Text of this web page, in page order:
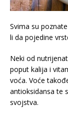
Svima su
li da pojedine
Neki od
poput kalija i
voća. Voće
antioksidansa te
svojstva.